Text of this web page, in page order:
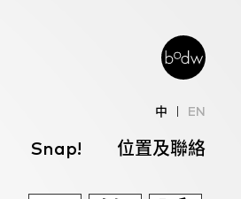
中 EN
Snap! 位置及聯絡